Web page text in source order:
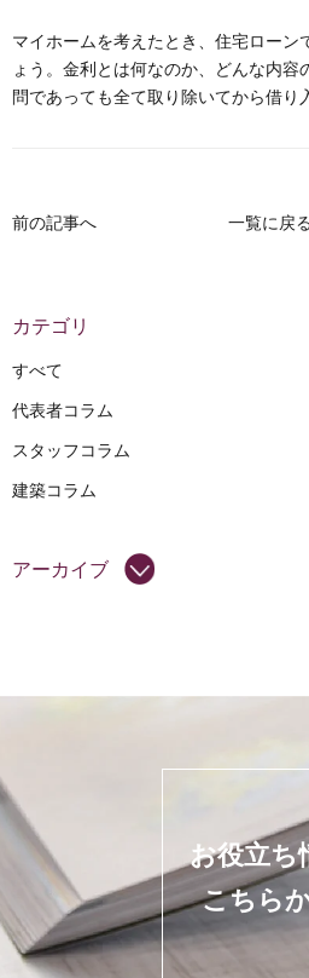
マイホームを考えたとき、住宅ローン
ょう。金利とは何なのか、どんな内容
問であっても全て取り除いてから借り
前の記事へ 一覧に戻
カテゴリ
すべて
代表者コラム
スタッフコラム
建築コラム
アーカイブ
お役立ち
こちら